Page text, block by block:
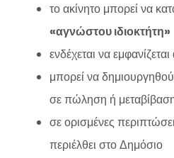
το ακίνητο μπορεί να
«αγνώστου ιδιοκτήτη»
ενδέχεται να
μπορεί να
σε πώληση ή
σε ορισμένες
περιέλθει στο Δημόσιο